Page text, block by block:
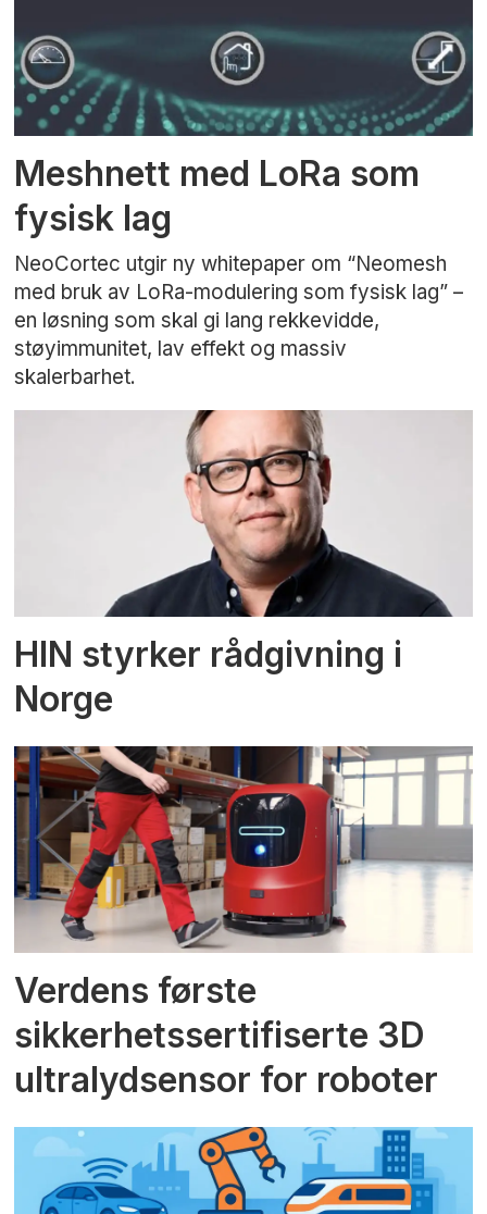
Meshnett med LoRa som
fysisk lag
NeoCortec utgir ny whitepaper om “Neomesh
med bruk av LoRa-modulering som fysisk lag” –
en løsning som skal gi lang rekkevidde,
støyimmunitet, lav effekt og massiv
skalerbarhet.
HIN styrker rådgivning i
Norge
Verdens første
sikkerhetssertifiserte 3D
ultralydsensor for roboter